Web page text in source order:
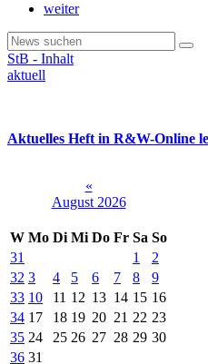
weiter
StB - Inhalt
aktuell
Aktuelles Heft in R&W-Online
«
August 2026
W Mo Di Mi Do Fr Sa So
31
1
2
32 3 4 5 6 7 8
9
33 10 11 12 13 14 15 16
34 17 18 19 20 21 22 23
35 24 25 26 27 28 29 30
36 31